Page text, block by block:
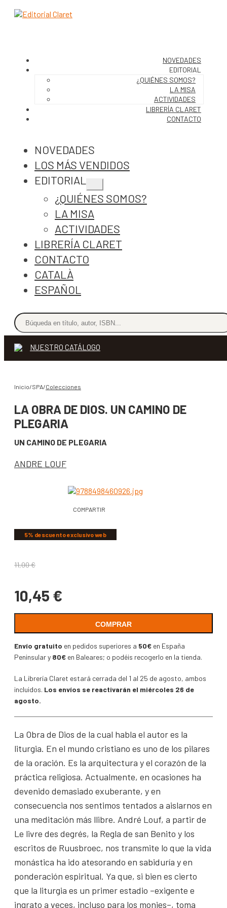
NOVEDADES
EDITORIAL
¿QUIÉNES SOMOS?
LA MISA
ACTIVIDADES
LIBRERÍA CLARET
CONTACTO
NOVEDADES
LOS MÁS VENDIDOS
EDITORIAL
Expandir
el
menú
¿QUIÉNES SOMOS?
LA MISA
ACTIVIDADES
LIBRERÍA CLARET
CONTACTO
CATALÀ
ESPAÑOL
NUESTRO CATÁLOGO
Inicio/SPA/Colecciones
LA OBRA DE DIOS. UN CAMINO DE
PLEGARIA
UN CAMINO DE PLEGARIA
ANDRE LOUF
COMPARTIR
5% descuento exclusivo web
11,00€
10,45 €
COMPRAR
Envío gratuito en pedidos superiores a 50€ en España
Peninsular y 80€ en Baleares; o podéis recogerlo en la tienda.
La Librería Claret estará cerrada del 1 al 25 de agosto, ambos
incluidos. Los envíos se reactivarán el miércoles 26 de
agosto.
La Obra de Dios de la cual habla el autor es la
liturgia. En el mundo cristiano es uno de los pilares
de la oración. Es la arquitectura y el corazón de la
práctica religiosa. Actualmente, en ocasiones ha
devenido demasiado exuberante, y en
consecuencia nos sentimos tentados a aislarnos en
una meditación más llibre. André Louf, a partir de
Le livre des degrés, la Regla de san Benito y los
escritos de Ruusbroec, nos transmite lo que la vida
monástica ha ido atesorando en sabiduría y en
ponderación espiritual. Ya que, si bien es cierto
que la liturgia es un primer estadio –exigente e
ingrato a veces, incluso para los monjes–, toma